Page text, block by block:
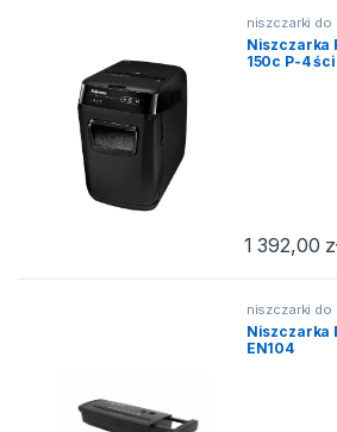
niszczarki
Niszczarka
150c P-4
1 392,00
niszczarki
Niszczarka
EN104